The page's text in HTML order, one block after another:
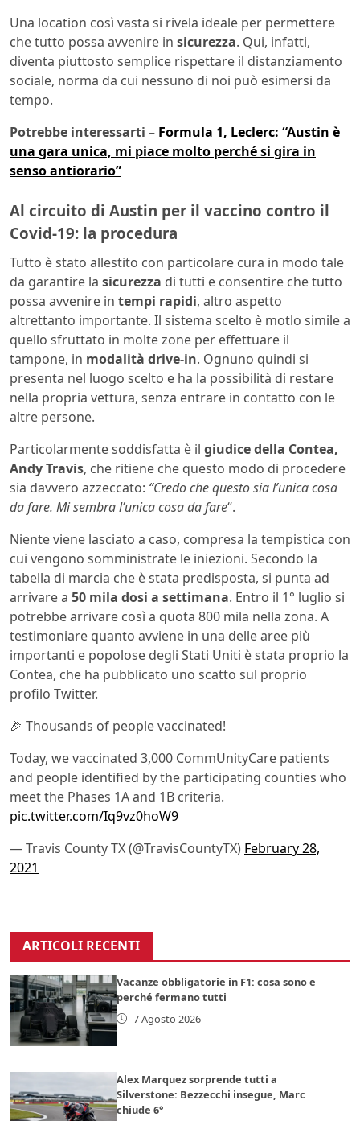
Una location così vasta si rivela ideale per permettere
che tutto possa avvenire in sicurezza. Qui, infatti,
diventa piuttosto semplice rispettare il distanziamento
sociale, norma da cui nessuno di noi può esimersi da
tempo.
Potrebbe interessarti – Formula 1, Leclerc: “Austin è
una gara unica, mi piace molto perché si gira in
senso antiorario”
Al circuito di Austin per il vaccino contro il
Covid-19: la procedura
Tutto è stato allestito con particolare cura in modo tale
da garantire la sicurezza di tutti e consentire che tutto
possa avvenire in tempi rapidi, altro aspetto
altrettanto importante. Il sistema scelto è motlo simile a
quello sfruttato in molte zone per effettuare il
tampone, in modalità drive-in. Ognuno quindi si
presenta nel luogo scelto e ha la possibilità di restare
nella propria vettura, senza entrare in contatto con le
altre persone.
Particolarmente soddisfatta è il giudice della Contea,
Andy Travis, che ritiene che questo modo di procedere
sia davvero azzeccato: “Credo che questo sia l’unica cosa
da fare. Mi sembra l’unica cosa da fare“.
Niente viene lasciato a caso, compresa la tempistica con
cui vengono somministrate le iniezioni. Secondo la
tabella di marcia che è stata predisposta, si punta ad
arrivare a 50 mila dosi a settimana. Entro il 1° luglio si
potrebbe arrivare così a quota 800 mila nella zona. A
testimoniare quanto avviene in una delle aree più
importanti e popolose degli Stati Uniti è stata proprio la
Contea, che ha pubblicato uno scatto sul proprio
profilo Twitter.
🎉 Thousands of people vaccinated!
Today, we vaccinated 3,000 CommUnityCare patients
and people identified by the participating counties who
meet the Phases 1A and 1B criteria.
pic.twitter.com/Iq9vz0hoW9
— Travis County TX (@TravisCountyTX) February 28,
2021
ARTICOLI RECENTI
Vacanze obbligatorie in F1: cosa sono e
perché fermano tutti
7 Agosto 2026
Alex Marquez sorprende tutti a
Silverstone: Bezzecchi insegue, Marc
chiude 6°